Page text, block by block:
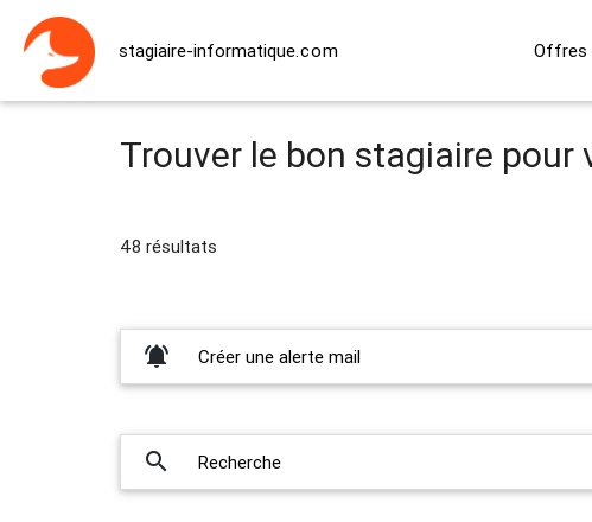
stagiaire-informatique.com Offres
Trouver le bon stagiaire
48 résultats
notifications_active Créer une alerte mail
search Recherche